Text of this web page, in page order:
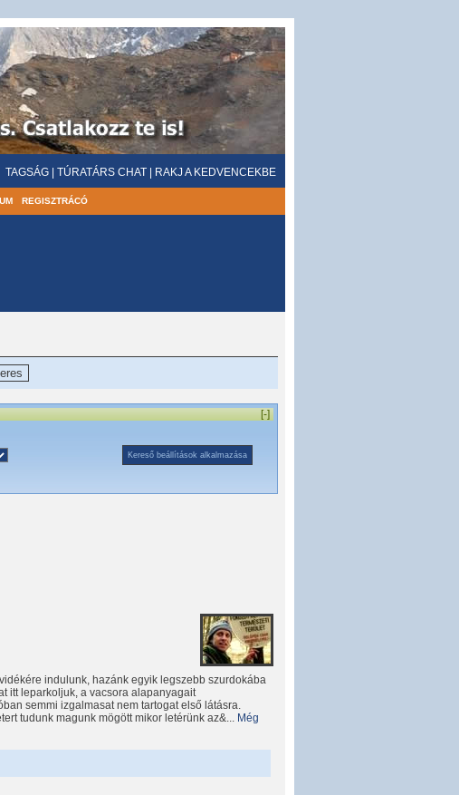
TAGSÁG TÚRATÁRS CHAT RAKJ A KEDVENCEKBE
REGISZTRÁCÓ
[-]
indulunk, hazánk egyik legszebb szurdokába
itt leparkoljuk, a vacsora alapanyagait
semmi izgalmasat nem tartogat első látásra.
tudunk magunk mögött mikor letérünk az&... Még